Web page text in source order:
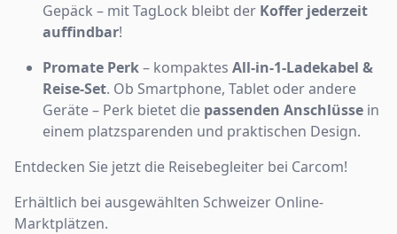
Gepäck – mit TagLock bleibt der Koffer jederzeit
auffindbar!
Promate Perk– kompaktes All-in-1-Ladekabel &
Reise-Set. Ob Smartphone, Tablet oder andere
Geräte – Perk bietet die passenden Anschlüsse in
einem platzsparenden und praktischen Design.
Entdecken Sie jetzt die Reisebegleiter bei Carcom!
Erhältlich bei ausgewählten Schweizer Online-
Marktplätzen.